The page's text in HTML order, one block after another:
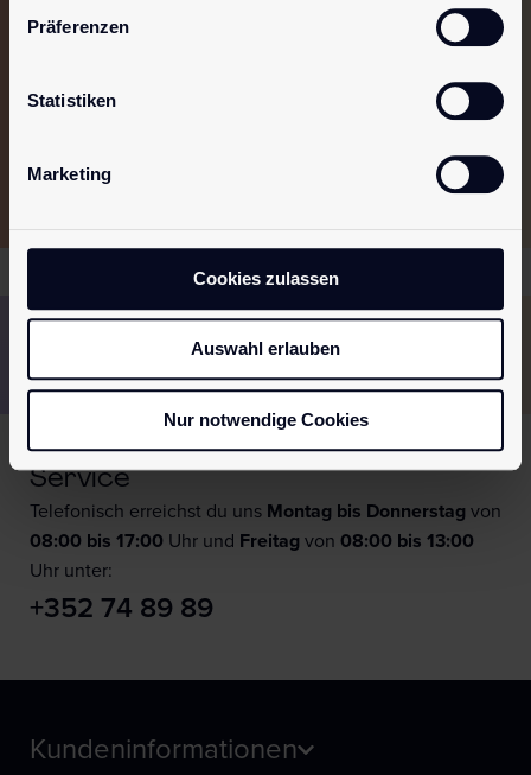
Präferenzen
Statistiken
Marketing
Cookies zulassen
Auswahl erlauben
Nur notwendige Cookies
Abonniere jetzt unseren Newsletter und
erhalte als Erster neue Inspirationen und
Jetzt anmelden!
Diskrete Verpackung
Schnelle und sichere Lieferung
100% sichere Zahlung
Service
Telefonisch erreichst du uns Montag bis Donnerstag von
08:00 bis 17:00 Uhr und Freitag von 08:00 bis 13:00
Uhr unter:
+352 74 89 89
Kundeninformationen